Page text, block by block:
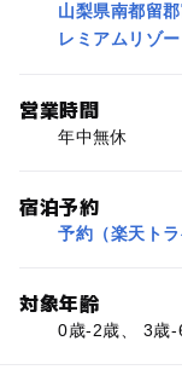
山梨県南都留
レミアムリゾー
営業時間
年中無休
宿泊予約
予約（楽天ト
対象年齢
0歳-2歳、 3歳-